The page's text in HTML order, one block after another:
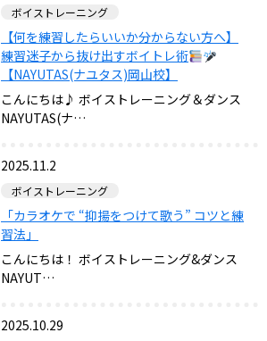
ボイストレーニング
【何を練習したらいいか分からない方へ】
練習迷子から抜け出すボイトレ術
【NAYUTAS(ナユタス)岡山校】
こんにちは♪ ボイストレーニング＆ダンス
NAYUTAS(ナ…
2025.11.2
ボイストレーニング
「カラオケで “抑揚をつけて歌う” コツと練
習法」
こんにちは！ ボイストレーニング&ダンス
NAYUT…
2025.10.29